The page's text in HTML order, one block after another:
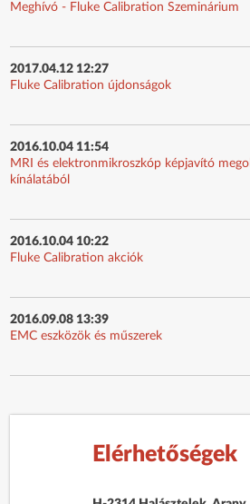
Meghívó - Fluke Calibration Szeminárium
2017.04.12 12:27
Fluke Calibration újdonságok
2016.10.04 11:54
MRI és elektronmikroszkóp képjavító
kínálatából
2016.10.04 10:22
Fluke Calibration akciók
2016.09.08 13:39
EMC eszközök és műszerek
Elérhetőségek